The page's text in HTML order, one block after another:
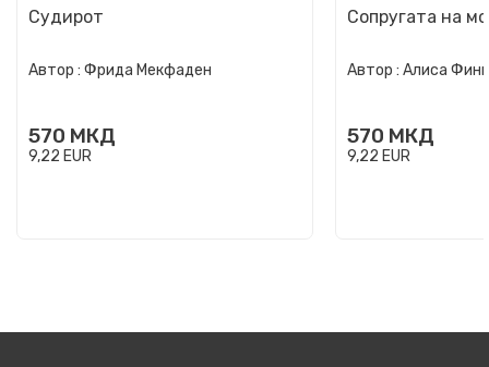
Судирот
Автор : Фрида Мекфаден
570 МКД
9,22 EUR
Сопругата на
Автор : Алиса Фини
570 МКД
9,22 EUR